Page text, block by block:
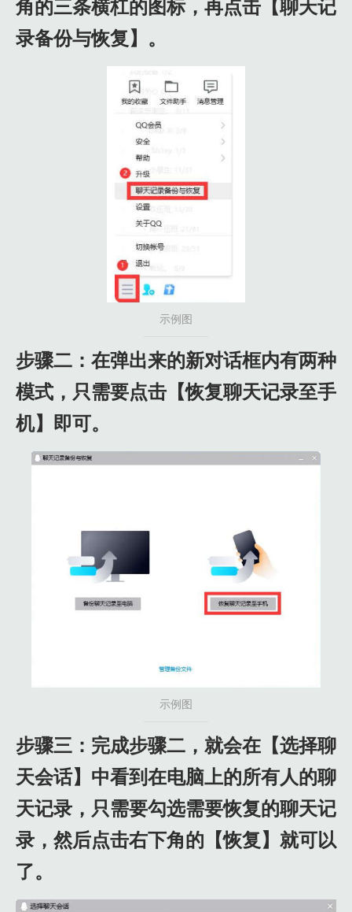
角的三条横杠的图标，再点击【聊天记
录备份与恢复】。
示例图
步骤二：在弹出来的新对话框内有两种
模式，只需要点击【恢复聊天记录至手
机】即可。
示例图
步骤三：完成步骤二，就会在【选择聊
天会话】中看到在电脑上的所有人的聊
天记录，只需要勾选需要恢复的聊天记
录，然后点击右下角的【恢复】就可以
了。